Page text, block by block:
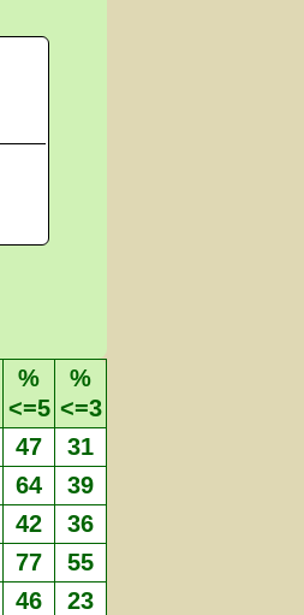
%
<=5
%
<=3
47 31
64 39
42 36
77 55
46 23